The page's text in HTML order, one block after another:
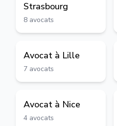
Strasbourg
8 avocats
Avocat à Lille
7 avocats
Avocat à Nice
4 avocats